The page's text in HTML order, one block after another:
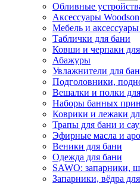
Обливные
Аксессуары Woodson
Мебель и
Таблички для бани
Ковши и черпаки
Абажуры
Увлажнители для
Подголовники,
Вешалки и полки
Наборы банных
Коврики и лежаки
Трапы для бани и
Эфирные масла и
Веники для бани
Одежда для бани
SAWO: запарники,
Запарники, вёдра